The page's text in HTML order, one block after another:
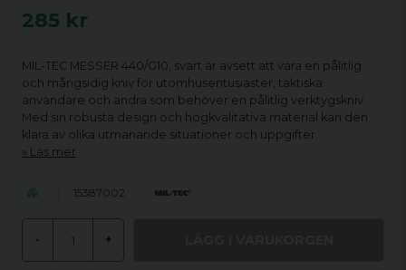
285 kr
MIL-TEC MESSER 440/G10, svart är avsett att vara en pålitlig
och mångsidig kniv för utomhusentusiaster, taktiska
användare och andra som behöver en pålitlig verktygskniv.
Med sin robusta design och högkvalitativa material kan den
klara av olika utmanande situationer och uppgifter.
Läs mer
15387002
- +